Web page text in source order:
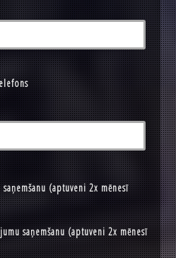
(aptuveni 2x mēnesī
saņemšanu (aptuveni 2x mēnesī